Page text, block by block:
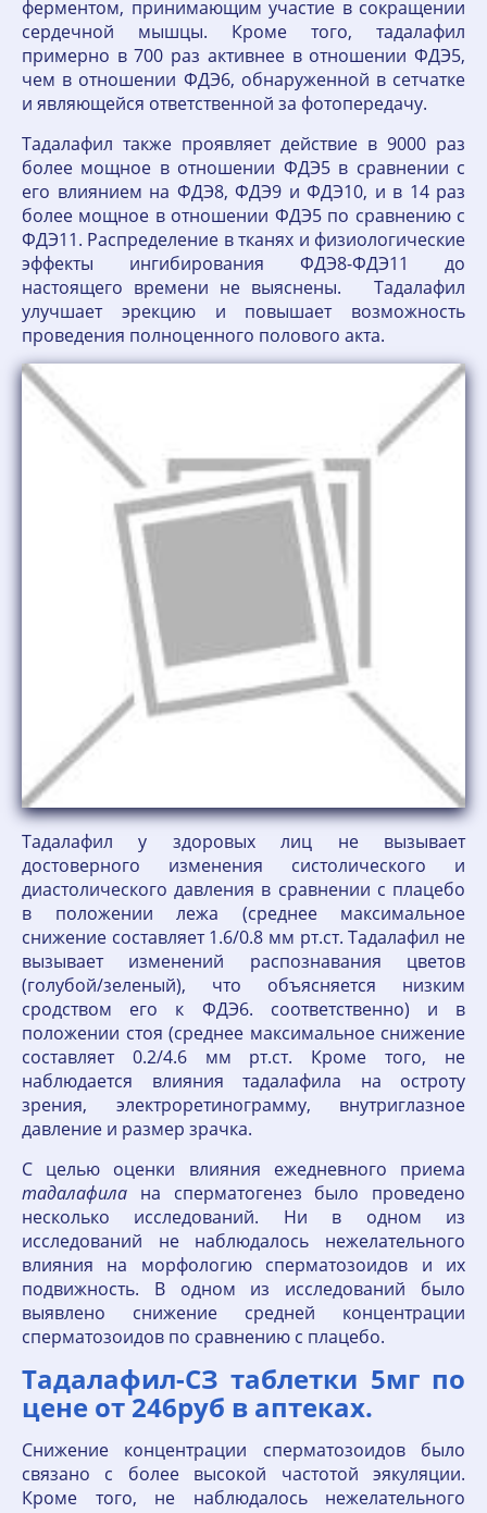
ферментом, принимающим участие в сокращении
сердечной мышцы. Кроме того, тадалафил
примерно в 700 раз активнее в отношении ФДЭ5,
чем в отношении ФДЭ6, обнаруженной в сетчатке
и являющейся ответственной за фотопередачу.
Тадалафил также проявляет действие в 9000 раз
более мощное в отношении ФДЭ5 в сравнении с
его влиянием на ФДЭ8, ФДЭ9 и ФДЭ10, и в 14 раз
более мощное в отношении ФДЭ5 по сравнению с
ФДЭ11. Распределение в тканях и физиологические
эффекты ингибирования ФДЭ8-ФДЭ11 до
настоящего времени не выяснены. Тадалафил
улучшает эрекцию и повышает возможность
проведения полноценного полового акта.
Тадалафил у здоровых лиц не вызывает
достоверного изменения систолического и
диастолического давления в сравнении с плацебо
в положении лежа (среднее максимальное
снижение составляет 1.6/0.8 мм рт.ст. Тадалафил не
вызывает изменений распознавания цветов
(голубой/зеленый), что объясняется низким
сродством его к ФДЭ6. соответственно) и в
положении стоя (среднее максимальное снижение
составляет 0.2/4.6 мм рт.ст. Кроме того, не
наблюдается влияния тадалафила на остроту
зрения, электроретинограмму, внутриглазное
давление и размер зрачка.
С целью оценки влияния ежедневного приема
тадалафила на сперматогенез было проведено
несколько исследований. Ни в одном из
исследований не наблюдалось нежелательного
влияния на морфологию сперматозоидов и их
подвижность. В одном из исследований было
выявлено снижение средней концентрации
сперматозоидов по сравнению с плацебо.
Тадалафил-СЗ таблетки 5мг по
цене от 246руб в аптеках.
Снижение концентрации сперматозоидов было
связано с более высокой частотой эякуляции.
Кроме того, не наблюдалось нежелательного